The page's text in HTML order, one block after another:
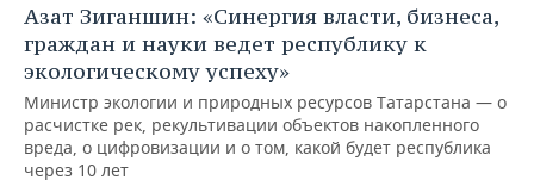
Азат Зиганшин: «Синергия власти, бизнеса,
граждан и науки ведет республику к
экологическому успеху»
Министр экологии и природных ресурсов Татарстана — о
расчистке рек, рекультивации объектов накопленного
вреда, о цифровизации и о том, какой будет республика
через 10 лет